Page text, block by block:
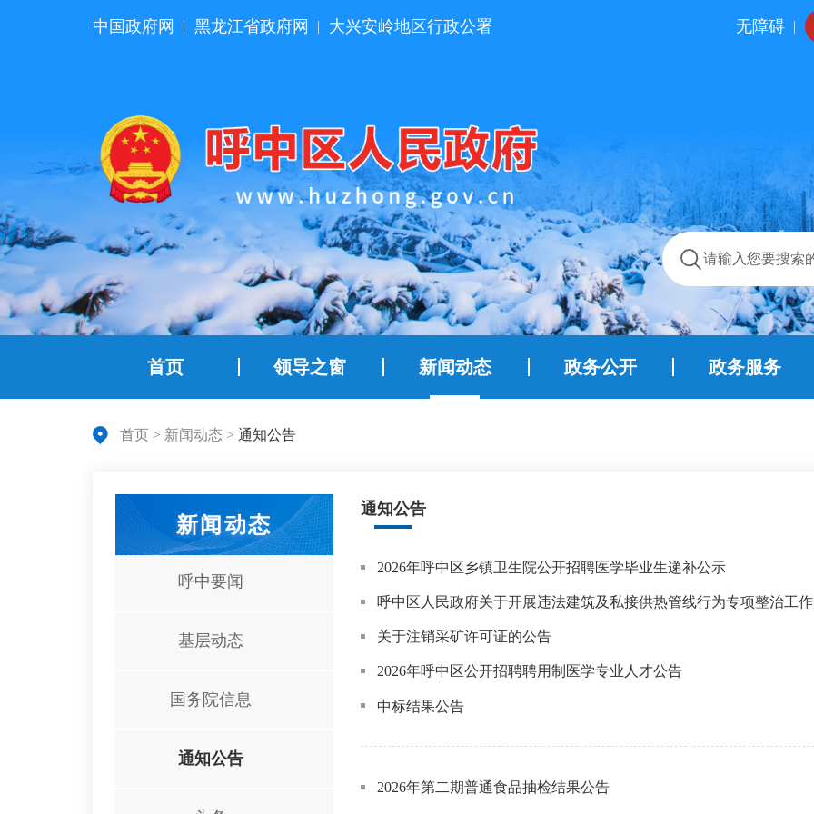
中国政府网 | 黑龙江省政府网 | 大兴安岭地区行政公署 无障碍 |
首页 领导之窗 新闻动态 政务公开 政务服务
首页 > 新闻动态 > 通知公告
新闻动态
呼中要闻
基层动态
国务院信息
通知公告
通知公告
2026年呼中区乡镇卫生院公开招聘医学毕业生递补公示
呼中区人民政府关于开展违法建筑及私接供热管线行为专项整治工
关于注销采矿许可证的公告
2026年呼中区公开招聘聘用制医学专业人才公告
中标结果公告
2026年第二期普通食品抽检结果公告